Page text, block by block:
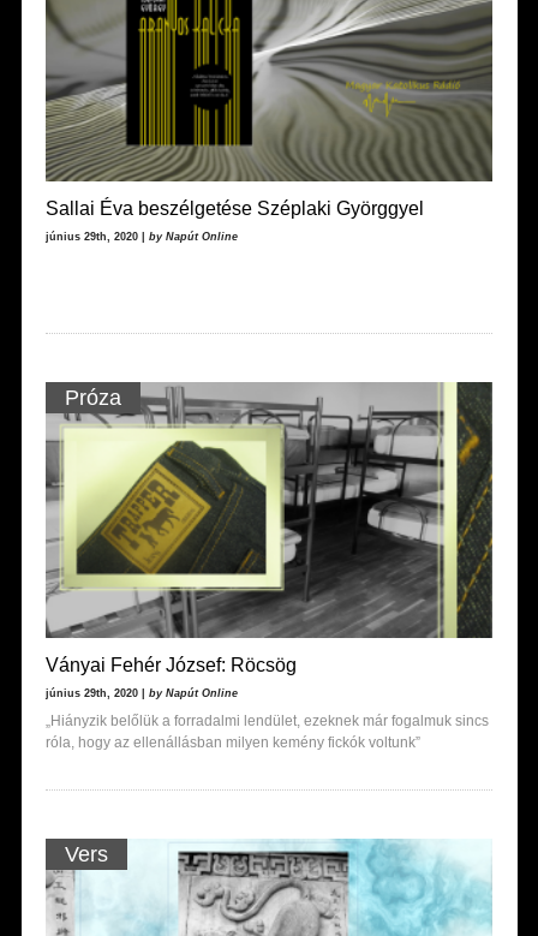
Sallai Éva beszélgetése Széplaki Györggyel
június 29th, 2020 | by Napút Online
Próza
Ványai Fehér József: Röcsög
június 29th, 2020 | by Napút Online
„Hiányzik belőlük a forradalmi lendület, ezeknek már fogalmuk sincs
róla, hogy az ellenállásban milyen kemény fickók voltunk”
Vers